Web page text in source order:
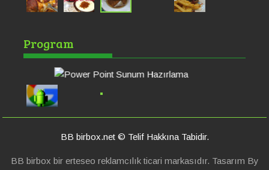
Program
Hazırlama
BB birbox.net © Telif Hakkına Tabidir.
BB birbox bir erteseo reklamcılık ticari markasıdır. Tasarım By